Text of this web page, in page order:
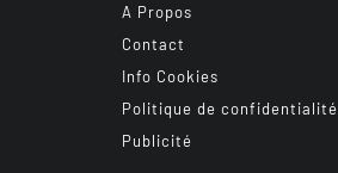
A Propos
Contact
Info Cookies
Politique de confidentialité
Publicité